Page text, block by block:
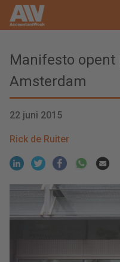
Manifesto
Amsterdam
22 juni 2015
Rick de Ruiter